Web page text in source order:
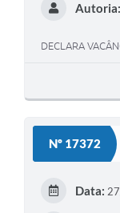
Autoria:
DECLARA
Nº 17372
Data: